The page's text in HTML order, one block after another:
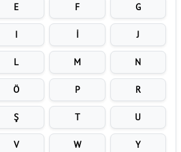
E F G
I İ J
L M N
Ö P R
Ş T U
V W Y